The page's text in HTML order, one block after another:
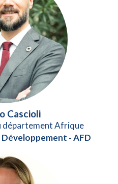
Cascioli
département Afrique
- AFD